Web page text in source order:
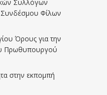
Συλλόγων
Φίλων
Όρους για την
Πρωθυπουργού
στην εκπομπή